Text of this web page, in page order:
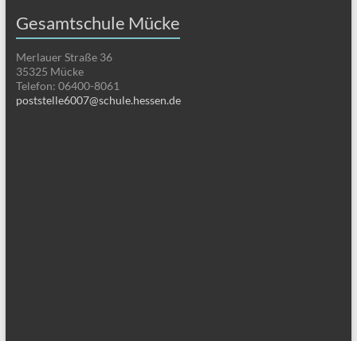
Gesamtschule Mücke
Merlauer Straße 36
35325 Mücke
Telefon: 06400-8061
poststelle6007@schule.hessen.de